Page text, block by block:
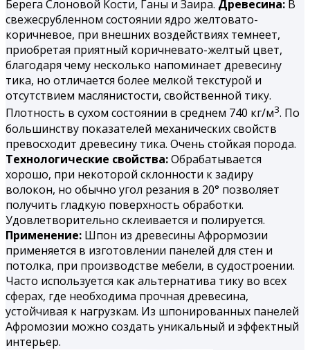
Берега Слоновой Кости, Ганы и Заира. Древесина: В
свежесрубленном состоянии ядро желтовато-
коричневое, при внешних воздействиях темнеет,
приобретая приятный коричневато-желтый цвет,
благодаря чему несколько напоминает древесину
тика, но отличается более мелкой текстурой и
отсутствием маслянистости, свойственной тику.
Плотность в сухом состоянии в среднем 740 кг/м3. По
большинству показателей механических свойств
превосходит древесину тика. Очень стойкая порода.
Технологические свойства:Обрабатывается
хорошо, при некоторой склонности к задиру
волокон, но обычно угол резания в 20° позволяет
получить гладкую поверхность обработки.
Удовлетворительно склеивается и полируется.
Применение: Шпон из древесины Афрормозии
применяется в изготовлении панелей для стен и
потолка, при производстве мебели, в судостроении.
Часто используется как альтернатива тику во всех
сферах, где необходима прочная древесина,
устойчивая к нагрузкам. Из шпонированных панелей
Афромозии можно создать уникальный и эффектный
интерьер.